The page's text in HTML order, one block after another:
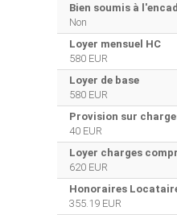
Bien soumis à
Non
Loyer mensuel HC
580 EUR
Loyer de base
580 EUR
Provision sur
40 EUR
Loyer charges
620 EUR
Honoraires
355.19 EUR